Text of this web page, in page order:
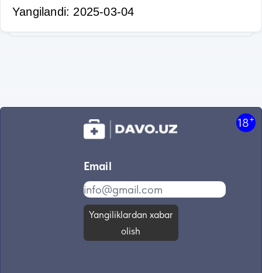
Yangilandi: 2025-03-04
18+
Email
Yangiliklardan xabar
olish